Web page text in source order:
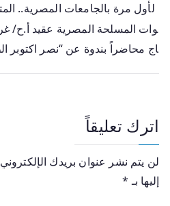
لأول مرة بالجامعات المصرية..
وات المسلحة المصرية عقيد أ.ح/
اج محاضراً بندوة عن “نصر اكتوبر
اترك تعليقاً
لن يتم نشر عنوان بريدك
إليها بـ *